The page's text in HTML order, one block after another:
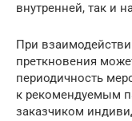
внутренней, так и
При
преткновения
периодичность
к рекомендуемым
заказчиком